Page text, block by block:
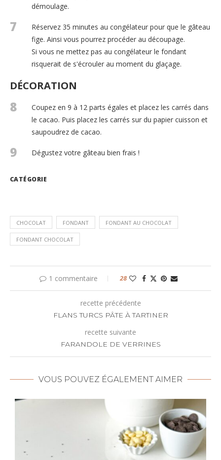
démoulage.
7
Réservez 35 minutes au congélateur pour que le gâteau
fige. Ainsi vous pourrez procéder au découpage.
Si vous ne mettez pas au congélateur le fondant
risquerait de s'écrouler au moment du glaçage.
DÉCORATION
8
Coupez en 9 à 12 parts égales et placez les carrés dans
le cacao. Puis placez les carrés sur du papier cuisson et
saupoudrez de cacao.
9 Dégustez votre gâteau bien frais !
CATÉGORIE
CHOCOLAT FONDANT FONDANT AU CHOCOLAT
FONDANT CHOCOLAT
1 commentaire 28
recette précédente
FLANS TURCS PÂTE À TARTINER
recette suivante
FARANDOLE DE VERRINES
VOUS POUVEZ ÉGALEMENT AIMER